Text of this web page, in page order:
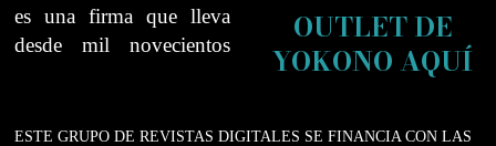
es una firma que lleva
desde mil novecientos
OUTLET DE
YOKONO AQUÍ
ESTE GRUPO DE REVISTAS DIGITALES SE FINANCIA CON LAS